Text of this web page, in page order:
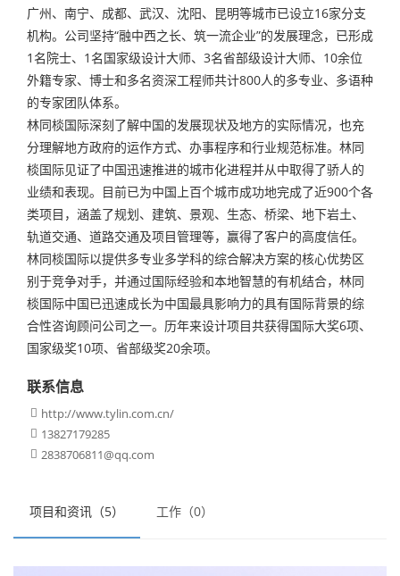
项目和资讯（5） 工作（0）
广州、南宁、成都、武汉、沈阳、昆明等城市已设立16家分支
机构。公司坚持“融中西之长、筑一流企业”的发展理念，已形成
1名院士、1名国家级设计大师、3名省部级设计大师、10余位
外籍专家、博士和多名资深工程师共计800人的多专业、多语种
的专家团队体系。
林同棪国际深刻了解中国的发展现状及地方的实际情况，也充
分理解地方政府的运作方式、办事程序和行业规范标准。林同
棪国际见证了中国迅速推进的城市化进程并从中取得了骄人的
业绩和表现。目前已为中国上百个城市成功地完成了近900个各
类项目，涵盖了规划、建筑、景观、生态、桥梁、地下岩土、
轨道交通、道路交通及项目管理等，赢得了客户的高度信任。
林同棪国际以提供多专业多学科的综合解决方案的核心优势区
别于竞争对手，并通过国际经验和本地智慧的有机结合，林同
棪国际中国已迅速成长为中国最具影响力的具有国际背景的综
合性咨询顾问公司之一。历年来设计项目共获得国际大奖6项、
国家级奖10项、省部级奖20余项。
联系信息
 http://www.tylin.com.cn/
 13827179285
 2838706811@qq.com